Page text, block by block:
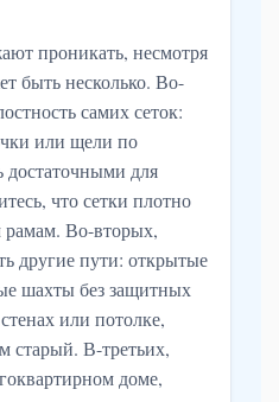
проникать, несмотря
быть несколько. Во-
самих сеток:
или щели по
достаточными для
что сетки плотно
Во-вторых,
другие пути: открытые
шахты без защитных
или потолке,
старый. В-третьих,
доме,